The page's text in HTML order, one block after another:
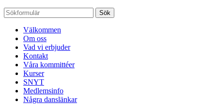
Sök
Välkommen
Om oss
Vad vi erbjuder
Kontakt
Våra kommittéer
Kurser
SNYT
Medlemsinfo
Några danslänkar